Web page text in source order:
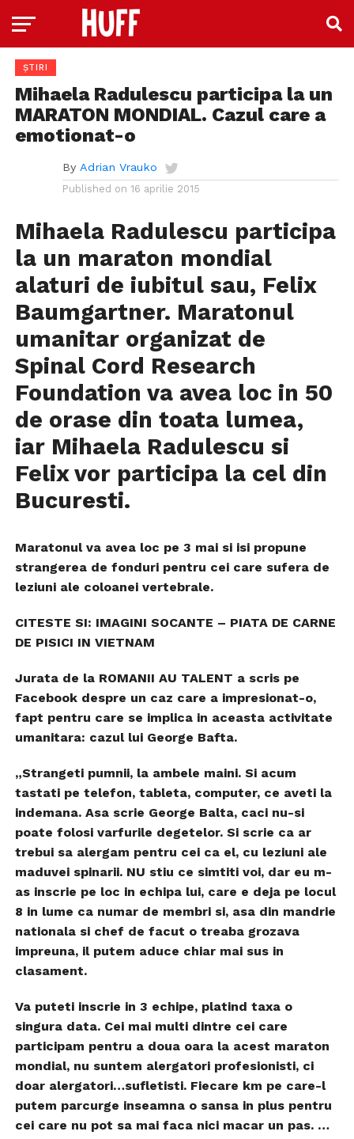
ȘTIRI
Mihaela Radulescu participa la un
MARATON MONDIAL. Cazul care a
emotionat-o
By Adrian Vrauko
Published on 16 aprilie 2015
Mihaela Radulescu participa
la un maraton mondial
alaturi de iubitul sau, Felix
Baumgartner. Maratonul
umanitar organizat de
Spinal Cord Research
Foundation va avea loc in 50
de orase din toata lumea,
iar Mihaela Radulescu si
Felix vor participa la cel din
Bucuresti.
Maratonul va avea loc pe 3 mai si isi propune
strangerea de fonduri pentru cei care sufera de
leziuni ale coloanei vertebrale.
CITESTE SI: IMAGINI SOCANTE – PIATA DE CARNE
DE PISICI IN VIETNAM
Jurata de la ROMANII AU TALENT a scris pe
Facebook despre un caz care a impresionat-o,
fapt pentru care se implica in aceasta activitate
umanitara: cazul lui George Bafta.
„Strangeti pumnii, la ambele maini. Si acum
tastati pe telefon, tableta, computer, ce aveti la
indemana. Asa scrie George Balta, caci nu-si
poate folosi varfurile degetelor. Si scrie ca ar
trebui sa alergam pentru cei ca el, cu leziuni ale
maduvei spinarii. NU stiu ce simtiti voi, dar eu m-
as inscrie pe loc in echipa lui, care e deja pe locul
8 in lume ca numar de membri si, asa din mandrie
nationala si chef de facut o treaba grozava
impreuna, il putem aduce chiar mai sus in
clasament.
Va puteti inscrie in 3 echipe, platind taxa o
singura data. Cei mai multi dintre cei care
participam pentru a doua oara la acest maraton
mondial, nu suntem alergatori profesionisti, ci
doar alergatori…sufletisti. Fiecare km pe care-l
putem parcurge inseamna o sansa in plus pentru
cei care nu pot sa mai faca nici macar un pas. …